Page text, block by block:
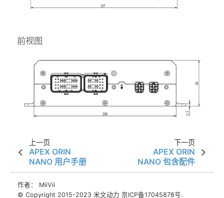
前视图
上一页
APEX ORIN
NANO 用户手册
下一页
APEX ORIN
NANO 包含配件
作者： MiiVii
© Copyright 2015-2023 米文动力 京ICP备17045878号.